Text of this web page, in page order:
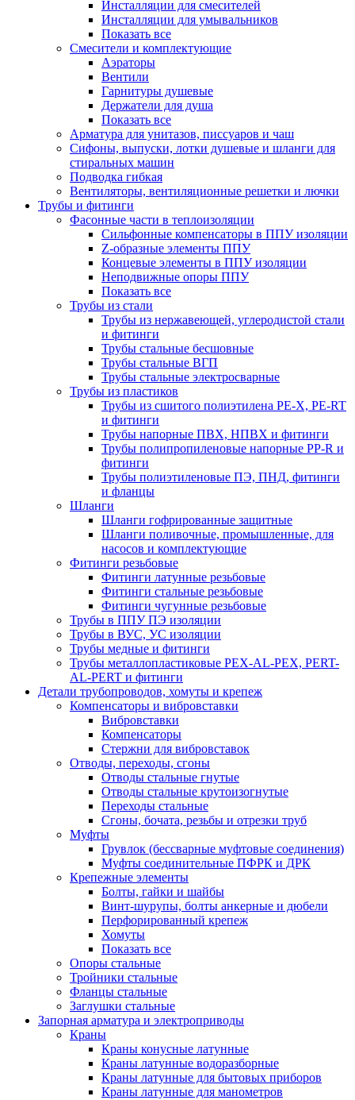
Инсталляции для смесителей
Инсталляции для умывальников
Показать все
Смесители и комплектующие
Аэраторы
Вентили
Гарнитуры душевые
Держатели для душа
Показать все
Арматура для унитазов, писсуаров и чаш
Сифоны, выпуски, лотки душевые и шланги для
стиральных машин
Подводка гибкая
Вентиляторы, вентиляционные решетки и лючки
Трубы и фитинги
Фасонные части в теплоизоляции
Cильфонные компенсаторы в ППУ изоляции
Z-образные элементы ППУ
Концевые элементы в ППУ изоляции
Неподвижные опоры ППУ
Показать все
Трубы из стали
Трубы из нержавеющей, углеродистой стали
и фитинги
Трубы стальные бесшовные
Трубы стальные ВГП
Трубы стальные электросварные
Трубы из пластиков
Трубы из сшитого полиэтилена PE-X, PE-RT
и фитинги
Трубы напорные ПВХ, НПВХ и фитинги
Трубы полипропиленовые напорные PP-R и
фитинги
Трубы полиэтиленовые ПЭ, ПНД, фитинги
и фланцы
Шланги
Шланги гофрированные защитные
Шланги поливочные, промышленные, для
насосов и комплектующие
Фитинги резьбовые
Фитинги латунные резьбовые
Фитинги стальные резьбовые
Фитинги чугунные резьбовые
Трубы в ППУ ПЭ изоляции
Трубы в ВУС, УС изоляции
Трубы медные и фитинги
Трубы металлопластиковые PEX-AL-PEX, PERT-
AL-PERT и фитинги
Детали трубопроводов, хомуты и крепеж
Компенсаторы и вибровставки
Вибровставки
Компенсаторы
Стержни для вибровставок
Отводы, переходы, сгоны
Отводы стальные гнутые
Отводы стальные крутоизогнутые
Переходы стальные
Сгоны, бочата, резьбы и отрезки труб
Муфты
Грувлок (бессварные муфтовые соединения)
Муфты соединительные ПФРК и ДРК
Крепежные элементы
Болты, гайки и шайбы
Винт-шурупы, болты анкерные и дюбели
Перфорированный крепеж
Хомуты
Показать все
Опоры стальные
Тройники стальные
Фланцы стальные
Заглушки стальные
Запорная арматура и электроприводы
Краны
Краны конусные латунные
Краны латунные водоразборные
Краны латунные для бытовых приборов
Краны латунные для манометров